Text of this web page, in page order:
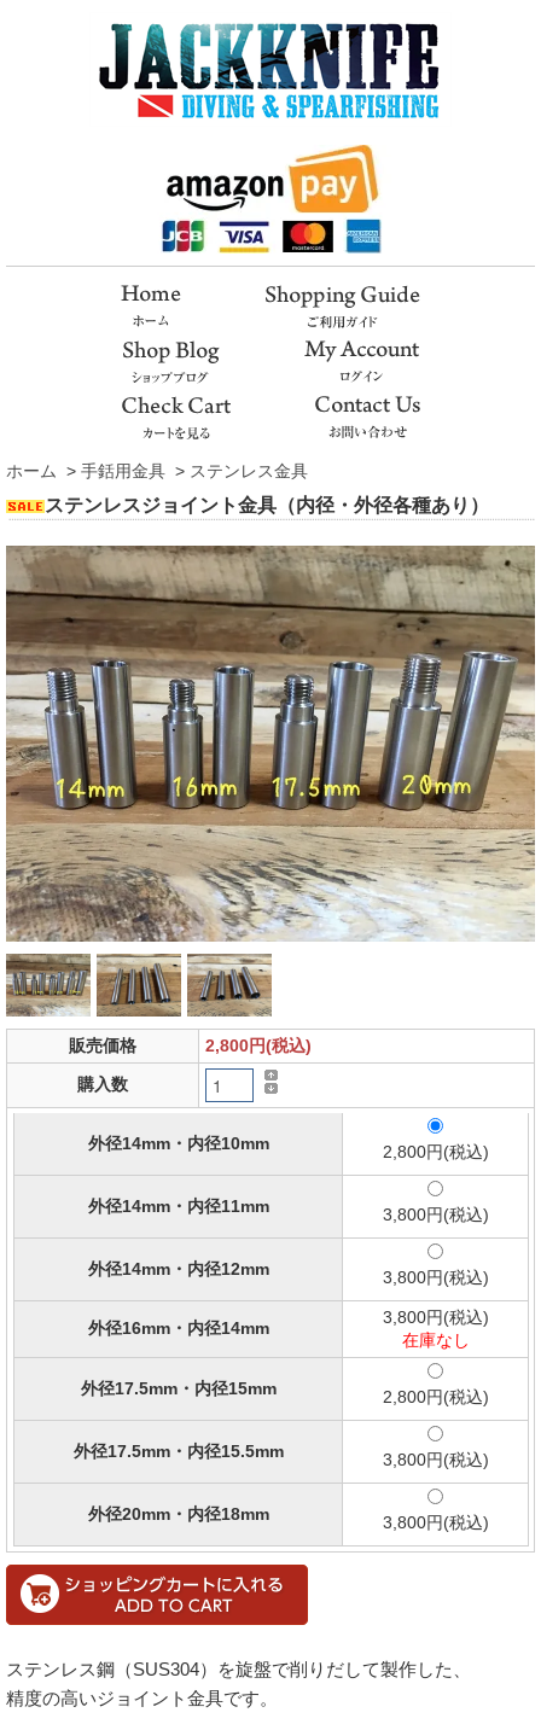
ホーム > 手銛用金具 > ステンレス金具
ステンレスジョイント金具（内径・外径各種あり）
販売価格
2,800円(税込)
購入数
外径14mm・内径10mm 2,800円(税込)
外径14mm・内径11mm 3,800円(税込)
外径14mm・内径12mm 3,800円(税込)
外径16mm・内径14mm
3,800円(税込)
在庫なし
外径17.5mm・内径15mm 2,800円(税込)
外径17.5mm・内径15.5mm 3,800円(税込)
外径20mm・内径18mm 3,800円(税込)
ステンレス鋼（SUS304）を旋盤で削りだして製作した、
精度の高いジョイント金具です。